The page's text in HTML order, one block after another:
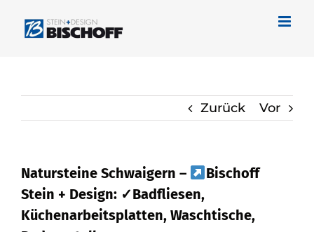
Inhalt
Zurück Vor
Natursteine Schwaigern –
Bischoff
Stein + Design: ✓Badfliesen,
Küchenarbeitsplatten, Waschtische,